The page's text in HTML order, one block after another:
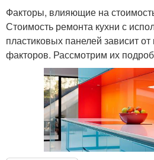
Факторы, влияющие на
Стоимость ремонта кухни с
пластиковых панелей зависит
факторов. Рассмотрим их